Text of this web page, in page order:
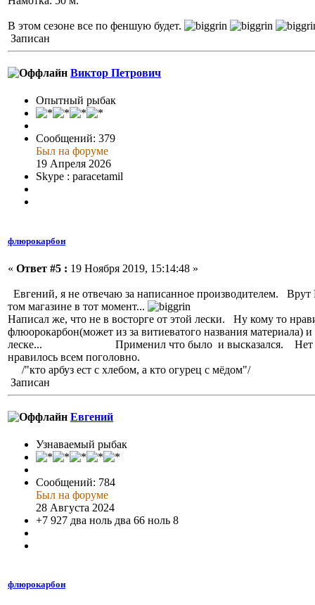
В этом сезоне все по феншую будет.
Записан
Виктор Петрович
Опытный рыбак
Сообщений: 379
Был на форуме
19 Апреля 2026
Skype : paracetamil
флюрокарбон
« Ответ #5 : 19 Ноября 2019, 15:14:48 »
Евгений, я не отвечаю за написанное производителем.
том магазине в тот момент...
Написал же, что не в восторге от этой лески. Ну кому то
флюорокарбон(может из за витиеватого названия материала)
леске... Применил что было и высказался. Нет
нравилось всем поголовно.
/"кто арбуз ест с хлебом, а кто огурец с мёдом"/
Записан
Евгений
Узнаваемый рыбак
Сообщений: 784
Был на форуме
28 Августа 2024
+7 927 два ноль два 66 ноль 8
флюрокарбон